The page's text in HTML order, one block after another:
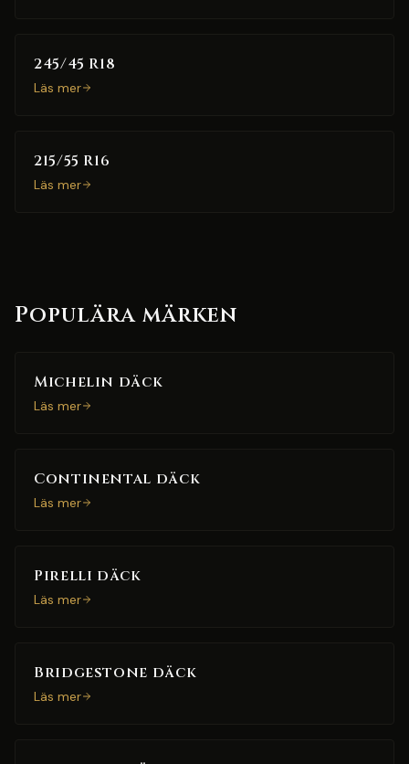
245/45 R18
Läs mer
215/55 R16
Läs mer
Populära märken
Michelin däck
Läs mer
Continental däck
Läs mer
Pirelli däck
Läs mer
Bridgestone däck
Läs mer